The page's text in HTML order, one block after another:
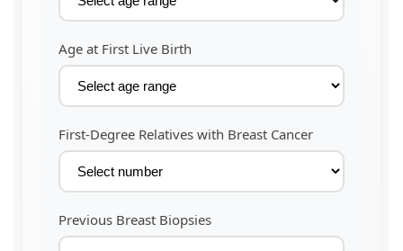
Age at First Live Birth
First-Degree Relatives with Breast Cancer
Previous Breast Biopsies